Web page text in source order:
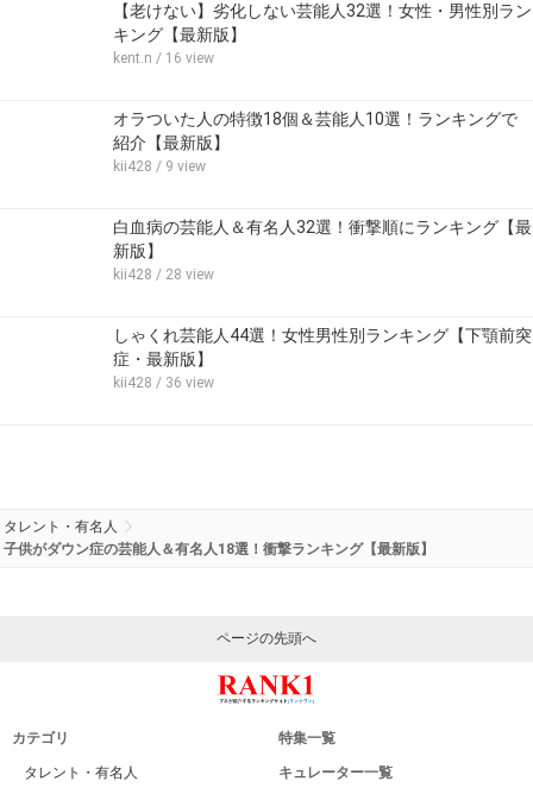
【老けない】劣化しない芸能人32選！女性・男性別ラン
キング【最新版】
kent.n / 16 view
オラついた人の特徴18個＆芸能人10選！ランキングで
紹介【最新版】
kii428 / 9 view
白血病の芸能人＆有名人32選！衝撃順にランキング【最
新版】
kii428 / 28 view
しゃくれ芸能人44選！女性男性別ランキング【下顎前突
症・最新版】
kii428 / 36 view
タレント・有名人
子供がダウン症の芸能人＆有名人18選！衝撃ランキング【最新版】
ページの先頭へ
カテゴリ
タレント・有名人
特集一覧
キュレーター一覧